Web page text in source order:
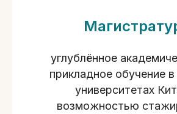
углублённое
прикладное обучение
университетах
возможностью